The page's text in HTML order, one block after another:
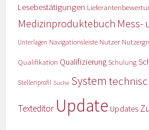
Lesebestätigungen
Medizinproduktebuch Mess-
Unterlagen Navigationsleiste Nutzer
Qualifikation Qualifizierung Schulung
Stellenprofil Suche System
Texteditor Update Updates